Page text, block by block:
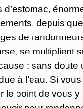
d’estomac,
depuis
de
se multiplient
: sans doute
à l’eau. Si
le point de vous y